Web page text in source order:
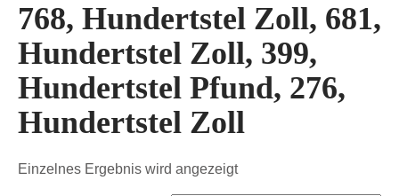
768, Hundertstel Zoll, 681,
Hundertstel Zoll, 399,
Hundertstel Pfund, 276,
Hundertstel Zoll
Einzelnes Ergebnis wird angezeigt